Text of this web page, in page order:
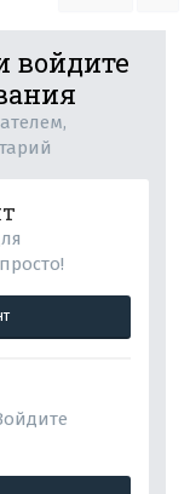
войдите